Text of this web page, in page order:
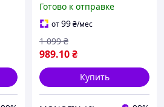
девочки на подарок на
утренник садик день
рождение
Готово к отправке
от99₴/мес
989.10₴
1 099 ₴
Купить